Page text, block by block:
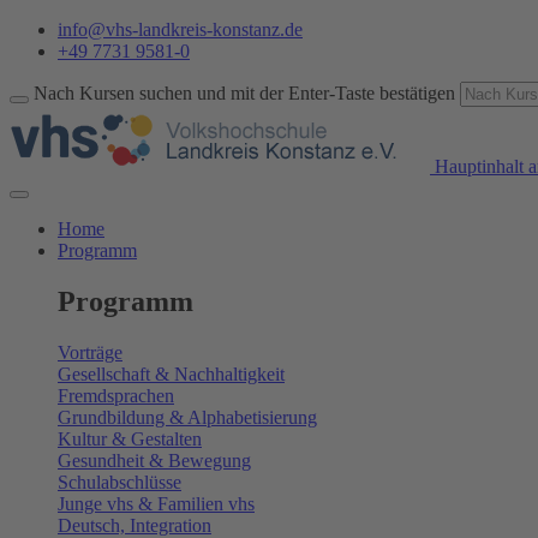
info@vhs-landkreis-konstanz.de
+49 7731 9581-0
Nach Kursen suchen und mit der Enter-Taste bestätigen
Hauptinhalt
Home
Programm
Programm
Vorträge
Gesellschaft & Nachhaltigkeit
Fremdsprachen
Grundbildung & Alphabetisierung
Kultur & Gestalten
Gesundheit & Bewegung
Schulabschlüsse
Junge vhs & Familien vhs
Deutsch, Integration